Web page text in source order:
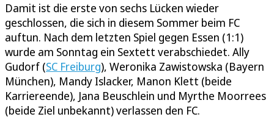
Damit ist die erste von sechs Lücken wieder
geschlossen, die sich in diesem Sommer beim FC
auftun. Nach dem letzten Spiel gegen Essen (1:1)
wurde am Sonntag ein Sextett verabschiedet. Ally
Gudorf (SC Freiburg), Weronika Zawistowska (Bayern
München), Mandy Islacker, Manon Klett (beide
Karriereende), Jana Beuschlein und Myrthe Moorrees
(beide Ziel unbekannt) verlassen den FC.